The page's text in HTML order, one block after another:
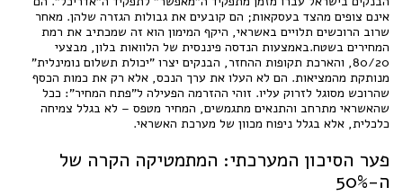
אינם צופים מהצד בעסקאות; הם קובעים את גבולות הגזרה שלהן. מאחר
שרוב הרוכשים תלויים באשראי, היקף המימון הוא זה שמכתיב את רמת
המחירים בשטח.באמצעות הנדסה פיננסית של הלוואות בלון, מבצעי
80/20, והארכת תקופות ההחזר, הבנקים יצרו "יכולת תשלום נומינלית"
מנותקת מהמציאות. הם לא העלו את ערך הנכס, אלא רק את כמות הכסף
שהרוכש מסוגל לזרוק עליו. זוהי ההזרמה הפעילה ל"פתח המחיר": ככל
שהאשראי מתרחב והתנאים מתגמשים, המחיר מטפס – לא בגלל צמיחה
כלכלית, אלא בגלל ניפוח מכוון של מערכת האשראי.
פער הסיכון המערכתי: המתמטיקה הקרה של
ה-50%